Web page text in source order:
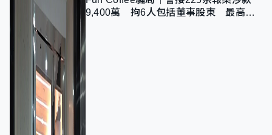
9,400萬 拘6人包括董事股東 最高金